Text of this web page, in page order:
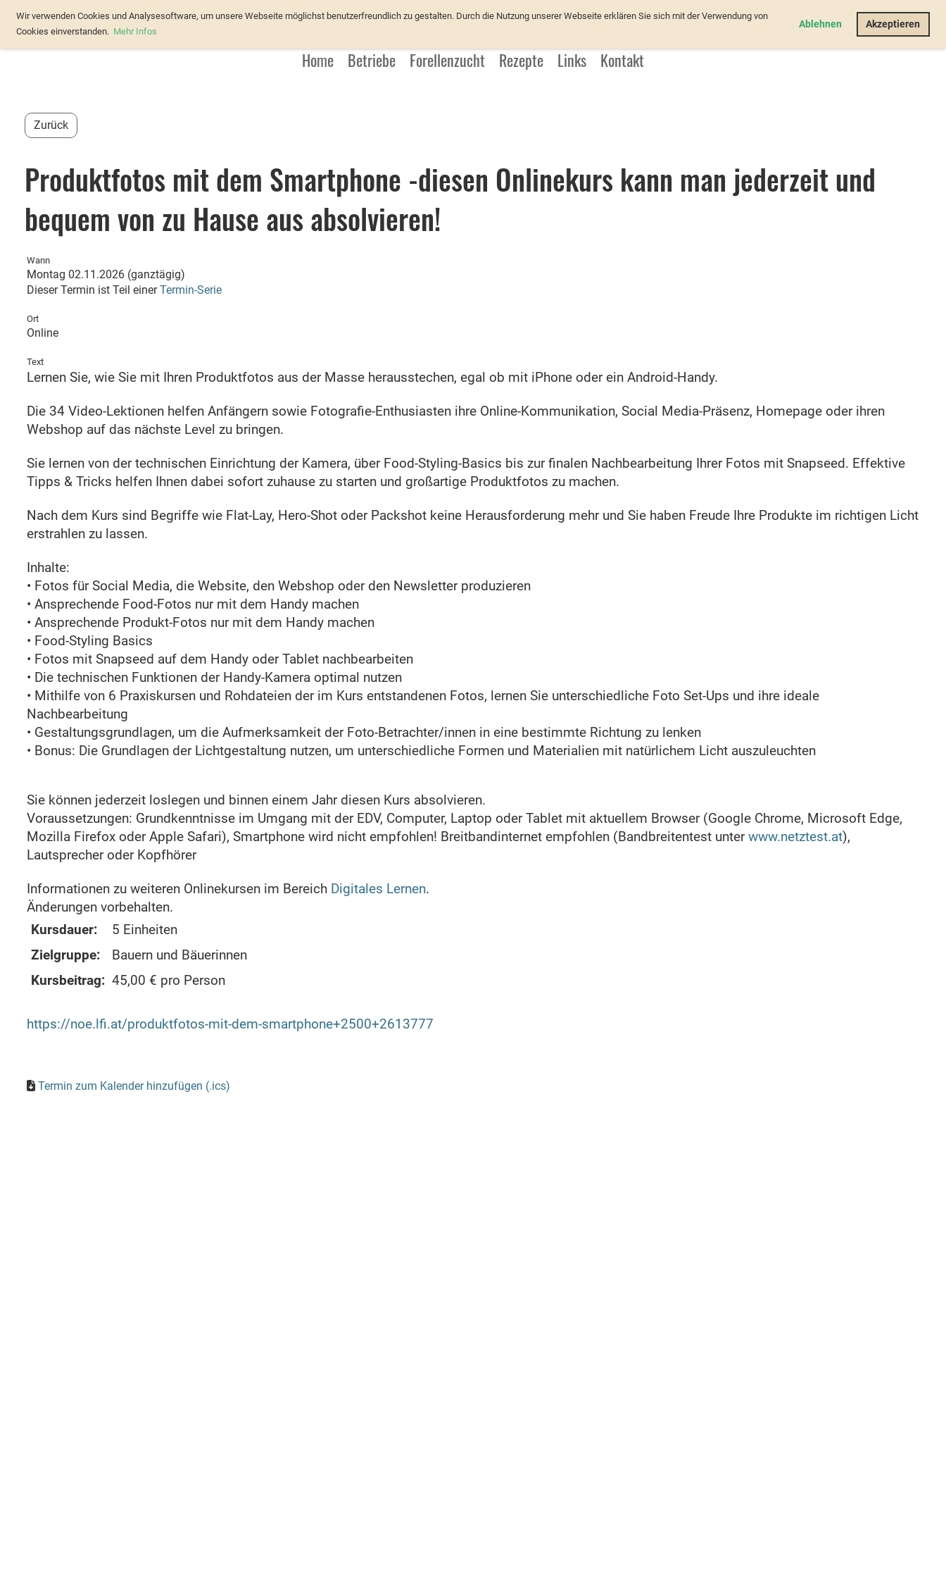
Wir verwenden Cookies und Analysesoftware, um unsere Webseite möglichst benutzerfreundlich zu gestalten. Durch die Nutzung unserer Webseite erklären Sie sich mit der Verwendung von
Cookies einverstanden. Mehr Infos
Ablehnen Akzeptieren
Verband Österreichischer Forellenzüchter Login
Home Betriebe Forellenzucht Rezepte Links Kontakt
Zurück
Produktfotos mit dem Smartphone -diesen Onlinekurs kann man jederzeit und
bequem von zu Hause aus absolvieren!
Wann
Montag 02.11.2026 (ganztägig)
Dieser Termin ist Teil einerTermin-Serie
Ort
Online
Text
Lernen Sie, wie Sie mit Ihren Produktfotos aus der Masse herausstechen, egal ob mit iPhone oder ein Android-Handy.
Die 34 Video-Lektionen helfen Anfängern sowie Fotografie-Enthusiasten ihre Online-Kommunikation, Social Media-Präsenz, Homepage oder ihren
Webshop auf das nächste Level zu bringen.
Sie lernen von der technischen Einrichtung der Kamera, über Food-Styling-Basics bis zur finalen Nachbearbeitung Ihrer Fotos mit Snapseed. Effektive
Tipps & Tricks helfen Ihnen dabei sofort zuhause zu starten und großartige Produktfotos zu machen.
Nach dem Kurs sind Begriffe wie Flat-Lay, Hero-Shot oder Packshot keine Herausforderung mehr und Sie haben Freude Ihre Produkte im richtigen Licht
erstrahlen zu lassen.
Inhalte:
• Fotos für Social Media, die Website, den Webshop oder den Newsletter produzieren
• Ansprechende Food-Fotos nur mit dem Handy machen
• Ansprechende Produkt-Fotos nur mit dem Handy machen
• Food-Styling Basics
• Fotos mit Snapseed auf dem Handy oder Tablet nachbearbeiten
• Die technischen Funktionen der Handy-Kamera optimal nutzen
• Mithilfe von 6 Praxiskursen und Rohdateien der im Kurs entstandenen Fotos, lernen Sie unterschiedliche Foto Set-Ups und ihre ideale
Nachbearbeitung
• Gestaltungsgrundlagen, um die Aufmerksamkeit der Foto-Betrachter/innen in eine bestimmte Richtung zu lenken
• Bonus: Die Grundlagen der Lichtgestaltung nutzen, um unterschiedliche Formen und Materialien mit natürlichem Licht auszuleuchten
Sie können jederzeit loslegen und binnen einem Jahr diesen Kurs absolvieren.
Voraussetzungen: Grundkenntnisse im Umgang mit der EDV, Computer, Laptop oder Tablet mit aktuellem Browser (Google Chrome, Microsoft Edge,
Mozilla Firefox oder Apple Safari), Smartphone wird nicht empfohlen! Breitbandinternet empfohlen (Bandbreitentest unterwww.netztest.at),
Lautsprecher oder Kopfhörer
Informationen zu weiteren Onlinekursen im Bereich Digitales Lernen.
Änderungen vorbehalten.
Kursdauer:
5 Einheiten
Zielgruppe:
Bauern und Bäuerinnen
Kursbeitrag: 45,00 € pro Person
https://noe.lfi.at/produktfotos-mit-dem-smartphone+2500+2613777
Termin zum Kalender hinzufügen (.ics)